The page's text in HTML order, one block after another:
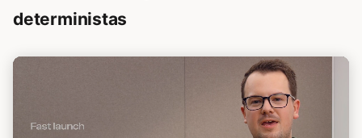
deterministas